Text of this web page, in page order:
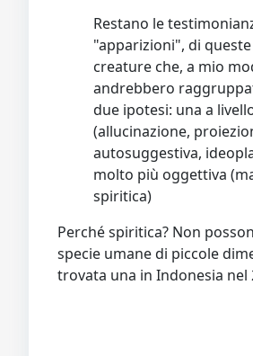
Restano le
"apparizioni", di
creature che, a mio
andrebbero
due ipotesi: una a
(allucinazione,
autosuggestiva,
molto più oggettiva
spiritica)
Perché spiritica? Non
specie umane di piccole
trovata una in Indonesia nel